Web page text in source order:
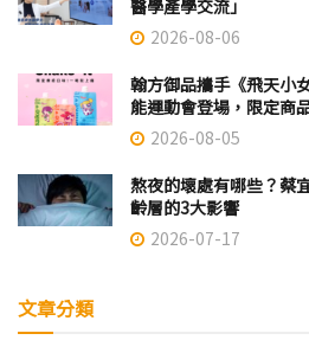
醫學產學交流」
2026-08-06
翰方御品攜手《飛天小
能運動會登場，限定商
2026-08-05
熬夜的壞處有哪些？蔡
齡層的3大影響
2026-07-17
文章分類